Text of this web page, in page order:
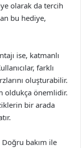
olarak da tercih
bu hediye,
ise, katmanlı
farklı
oluşturabilir.
oldukça önemlidir.
bir arada
Doğru bakım ile